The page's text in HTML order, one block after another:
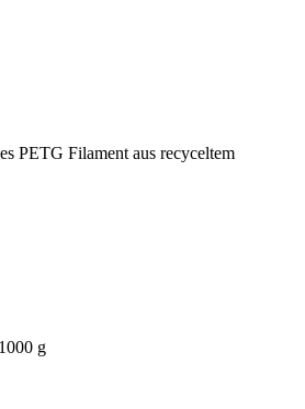
PETG Filament aus recyceltem
g